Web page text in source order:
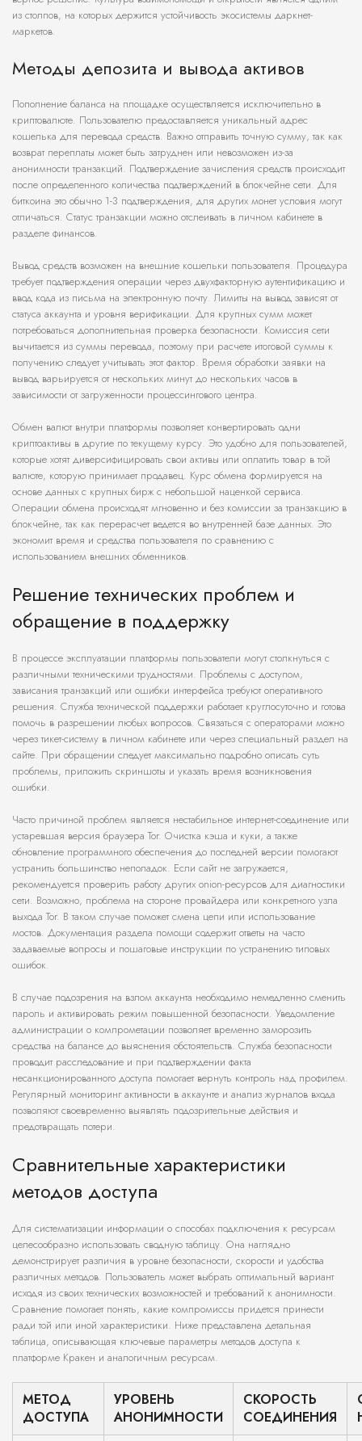
из столпов, на которых держится устойчивость экосистемы даркнет-
маркетов.
Методы депозита и вывода активов
Пополнение баланса на площадке осуществляется исключительно в
криптовалюте. Пользователю предоставляется уникальный адрес
кошелька для перевода средств. Важно отправить точную сумму, так как
возврат переплаты может быть затруднен или невозможен из-за
анонимности транзакций. Подтверждение зачисления средств происходит
после определенного количества подтверждений в блокчейне сети. Для
биткоина это обычно 1-3 подтверждения, для других монет условия могут
отличаться. Статус транзакции можно отслеивать в личном кабинете в
разделе финансов.
Вывод средств возможен на внешние кошельки пользователя. Процедура
требует подтверждения операции через двухфакторную аутентификацию и
ввод кода из письма на электронную почту. Лимиты на вывод зависят от
статуса аккаунта и уровня верификации. Для крупных сумм может
потребоваться дополнительная проверка безопасности. Комиссия сети
вычитается из суммы перевода, поэтому при расчете итоговой суммы к
получению следует учитывать этот фактор. Время обработки заявки на
вывод варьируется от нескольких минут до нескольких часов в
зависимости от загруженности процессингового центра.
Обмен валют внутри платформы позволяет конвертировать одни
криптоактивы в другие по текущему курсу. Это удобно для пользователей,
которые хотят диверсифицировать свои активы или оплатить товар в той
валюте, которую принимает продавец. Курс обмена формируется на
основе данных с крупных бирж с небольшой наценкой сервиса.
Операции обмена происходят мгновенно и без комиссии за транзакцию в
блокчейне, так как перерасчет ведется во внутренней базе данных. Это
экономит время и средства пользователя по сравнению с
использованием внешних обменников.
Решение технических проблем и
обращение в поддержку
В процессе эксплуатации платформы пользователи могут столкнуться с
различными техническими трудностями. Проблемы с доступом,
зависания транзакций или ошибки интерфейса требуют оперативного
решения. Служба технической поддержки работает круглосуточно и готова
помочь в разрешении любых вопросов. Связаться с операторами можно
через тикет-систему в личном кабинете или через специальный раздел на
сайте. При обращении следует максимально подробно описать суть
проблемы, приложить скриншоты и указать время возникновения
ошибки.
Часто причиной проблем является нестабильное интернет-соединение или
устаревшая версия браузера Tor. Очистка кэша и куки, а также
обновление программного обеспечения до последней версии помогают
устранить большинство неполадок. Если сайт не загружается,
рекомендуется проверить работу других onion-ресурсов для диагностики
сети. Возможно, проблема на стороне провайдера или конкретного узла
выхода Tor. В таком случае поможет смена цепи или использование
мостов. Документация раздела помощи содержит ответы на часто
задаваемые вопросы и пошаговые инструкции по устранению типовых
ошибок.
В случае подозрения на взлом аккаунта необходимо немедленно сменить
пароль и активировать режим повышенной безопасности. Уведомление
администрации о компрометации позволяет временно заморозить
средства на балансе до выяснения обстоятельств. Служба безопасности
проводит расследование и при подтверждении факта
несанкционированного доступа помогает вернуть контроль над профилем.
Регулярный мониторинг активности в аккаунте и анализ журналов входа
позволяют своевременно выявлять подозрительные действия и
предотвращать потери.
Сравнительные характеристики
методов доступа
Для систематизации информации о способах подключения к ресурсам
целесообразно использовать сводную таблицу. Она наглядно
демонстрирует различия в уровне безопасности, скорости и удобства
различных методов. Пользователь может выбрать оптимальный вариант
исходя из своих технических возможностей и требований к анонимности.
Сравнение помогает понять, какие компромиссы придется принести
ради той или иной характеристики. Ниже представлена детальная
таблица, описывающая ключевые параметры методов доступа к
платформе Кракен и аналогичным ресурсам.
МЕТОД
ДОСТУПА
УРОВЕНЬ
АНОНИМНОСТИ
СКОРОСТЬ
СОЕДИНЕНИЯ